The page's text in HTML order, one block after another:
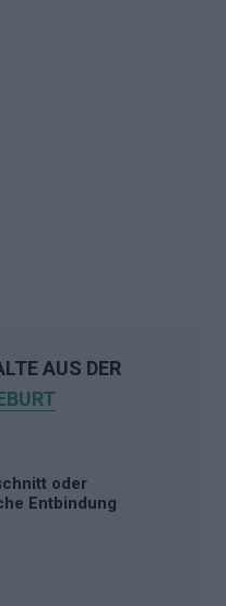
AUS DER
oder
Entbindung